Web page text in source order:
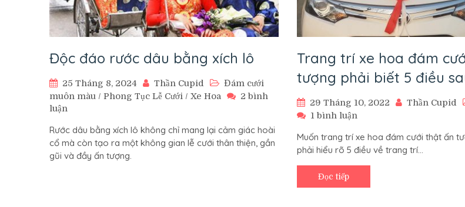
Độc đáo rước dâu bằng xích lô
25 Tháng 8, 2024 Thần Cupid
Đám cưới
muôn màu / Phong Tục Lễ Cưới / Xe Hoa
2 bình
luận
đáo
rước
dâu
Rước dâu bằng xích lô không chỉ mang lại cảm giác hoài
cổ mà còn tạo ra một không gian lễ cưới thân thiện, gần
gũi và đầy ấn tượng.
Trang trí xe hoa đám
tượng phải biết 5 điều
29 Tháng 10, 2022 Thần Cupid
1 bình luận
trí
xe
hoa
cưới
Muốn trang trí xe hoa đám cưới thật ấn
phải hiểu rõ 5 điều về trang trí…
Đọc tiếp